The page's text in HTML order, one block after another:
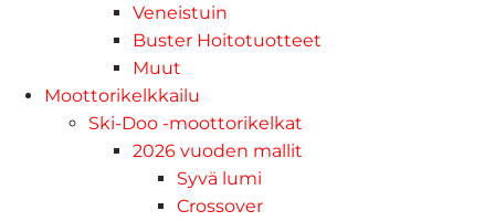
Veneistuin
Buster Hoitotuotteet
Muut
Moottorikelkkailu
Ski-Doo -moottorikelkat
2026 vuoden mallit
Syvä lumi
Crossover